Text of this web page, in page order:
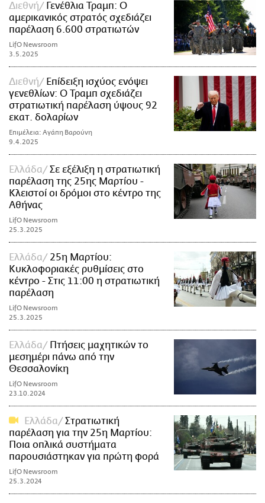
Διεθνή
Γενέθλια Τραμπ: Ο
αμερικανικός στρατός σχεδιάζει
παρέλαση 6.600 στρατιωτών
LifO Newsroom
3.5.2025
Διεθνή
Επίδειξη ισχύος ενόψει
γενεθλίων: Ο Τραμπ σχεδιάζει
στρατιωτική παρέλαση ύψους 92
εκατ. δολαρίων
Επιμέλεια: Αγάπη Βαρούνη
9.4.2025
Ελλάδα
Σε εξέλιξη η στρατιωτική
παρέλαση της 25ης Μαρτίου -
Κλειστοί οι δρόμοι στο κέντρο της
Αθήνας
LifO Newsroom
25.3.2025
Ελλάδα
25η Μαρτίου:
Κυκλοφοριακές ρυθμίσεις στο
κέντρο - Στις 11:00 η στρατιωτική
παρέλαση
LifO Newsroom
25.3.2025
Ελλάδα
Πτήσεις μαχητικών το
μεσημέρι πάνω από την
Θεσσαλονίκη
LifO Newsroom
23.10.2024
Ελλάδα
Στρατιωτική
παρέλαση για την 25η Μαρτίου:
Ποια οπλικά συστήματα
παρουσιάστηκαν για πρώτη φορά
LifO Newsroom
25.3.2024